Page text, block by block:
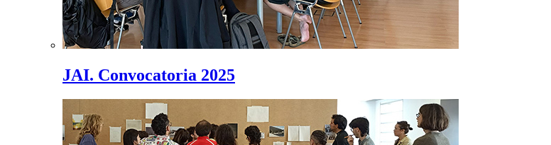
JAI. Convocatoria 2025